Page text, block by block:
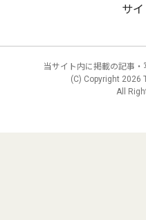
サ
当サイト内に掲載の記事・
(C) Copyright 2026
All